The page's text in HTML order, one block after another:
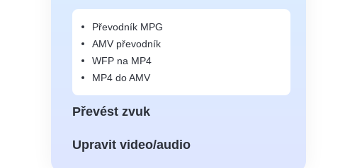
Převodník MPG
AMV převodník
WFP na MP4
MP4 do AMV
Převést zvuk
Upravit video/audio